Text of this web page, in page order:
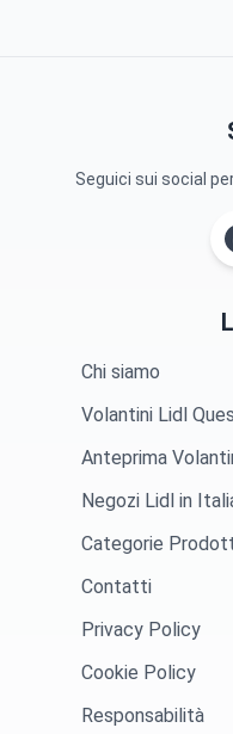
Seguici sui social
Chi siamo
Volantini Lidl
Anteprima
Negozi Lidl in
Categorie
Contatti
Privacy Policy
Cookie Policy
Responsabilità